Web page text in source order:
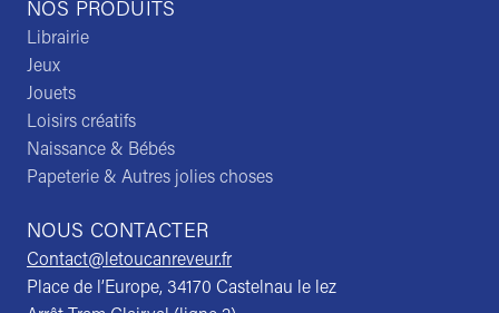
NOS PRODUITS
Librairie
Jeux
Jouets
Loisirs créatifs
Naissance & Bébés
Papeterie & Autres jolies choses
NOUS CONTACTER
Contact@letoucanreveur.fr
Place de l’Europe, 34170 Castelnau le lez